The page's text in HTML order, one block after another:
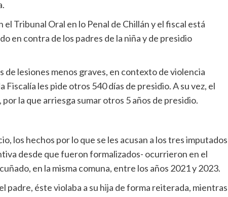
Tribunal Oral en lo Penal de Chillán y el fiscal está
en contra de los padres de la niña y de presidio
lesiones menos graves, en contexto de violencia
les pide otros 540 días de presidio. A su vez, el
la que arriesga sumar otros 5 años de presidio.
los hechos por lo que se les acusan a los tres imputados
desde que fueron formalizados- ocurrieron en el
en la misma comuna, entre los años 2021 y 2023.
padre, éste violaba a su hija de forma reiterada, mientras